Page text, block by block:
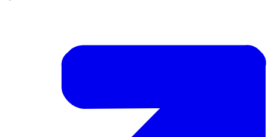
We hebben echt een aanpak specifiek op
En dat zijn al onze clubs en organisaties en
dat je kijkt naar wat er wel kan.
In beeld Mirte van der Nat, Muzus:
Nou we staan hier met de installatie Meaningful